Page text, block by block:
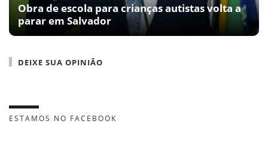
Obra de escola para crianças autistas volta a
parar em Salvador
DEIXE SUA OPINIÃO
ESTAMOS NO FACEBOOK